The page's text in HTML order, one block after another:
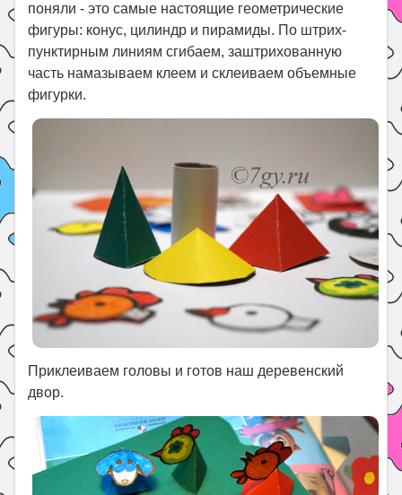
поняли - это самые настоящие геометрические
фигуры: конус, цилиндр и пирамиды. По штрих-
пунктирным линиям сгибаем, заштрихованную
часть намазываем клеем и склеиваем объемные
фигурки.
Приклеиваем головы и готов наш деревенский
двор.